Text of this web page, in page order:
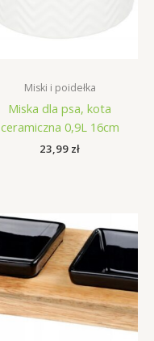
Miski i poidełka
Miska dla psa, kota
ceramiczna 0,9L 16cm
23,99 zł